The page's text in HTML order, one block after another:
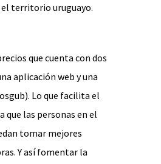
territorio uruguayo.
que cuenta con dos
aplicación web y una
Lo que facilita el
que las personas en el
tomar mejores
Y así fomentar la